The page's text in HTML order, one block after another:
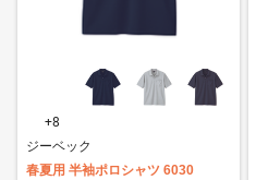
+8
ジーベック
春夏用 半袖ポロシャツ 6030